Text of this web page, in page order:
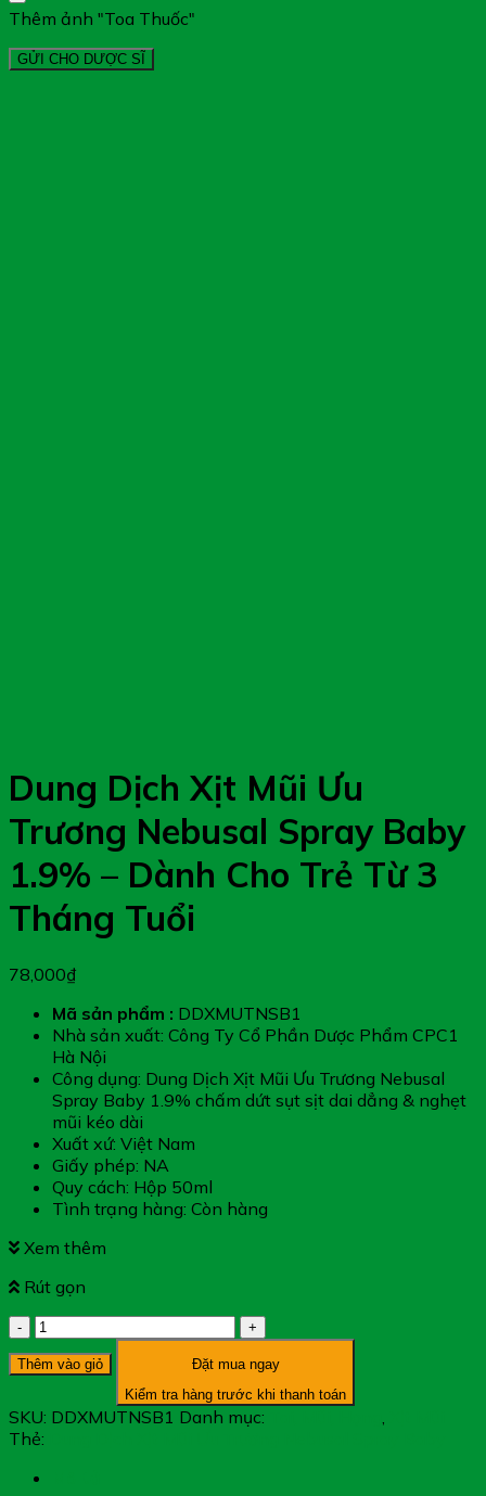
Thêm ảnh "Toa Thuốc"
Dung Dịch Xịt Mũi Ưu
Trương Nebusal Spray Baby
1.9% – Dành Cho Trẻ Từ 3
Tháng Tuổi
78,000₫
Mã sản phẩm : DDXMUTNSB1
Nhà sản xuất: Công Ty Cổ Phần Dược Phẩm CPC1
Hà Nội
Công dụng: Dung Dịch Xịt Mũi Ưu Trương Nebusal
Spray Baby 1.9% chấm dứt sụt sịt dai dẳng & nghẹt
mũi kéo dài
Xuất xứ: Việt Nam
Giấy phép: NA
Quy cách: Hộp 50ml
Tình trạng hàng: Còn hàng
Xem thêm
Rút gọn
Dung
Dịch
Xịt
Ưu
Trương
Spray
Thêm vào giỏ
Đặt mua ngay
Kiểm tra hàng trước khi thanh toán
SKU: DDXMUTNSB1 Danh mục: ,
Thẻ: